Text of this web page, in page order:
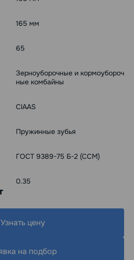
165 мм
65
Зерноуборочные и кормоубороч
ные комбайны
ClAAS
Пружинные зубья
ГОСТ 9389-75 Б-2 (ССМ)
0.35
Узнать цену
на подбор